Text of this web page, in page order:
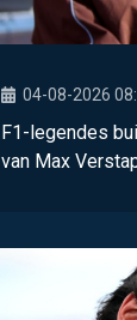
04-08-2026
F1-legendes
van Max